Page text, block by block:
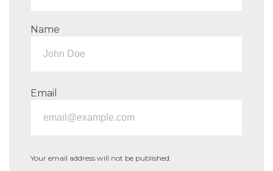
Name
Email
Your email address will not be published.